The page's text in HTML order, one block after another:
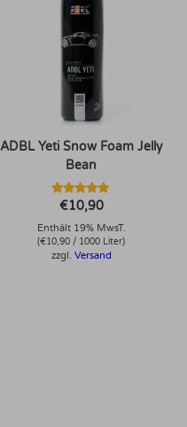
ADBL Yeti Snow Foam Jelly
Bean
Bewertet mit
5.00
von 5
€10,90
Enthält 19% MwsT.
(€10,90 / 1000 Liter)
zzgl. Versand